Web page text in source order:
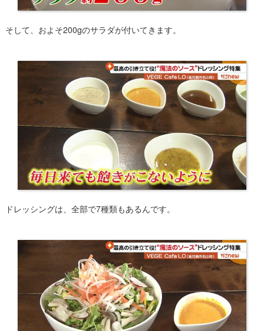
そして、およそ200gのサラダが付いてきます。
ドレッシングは、全部で7種類もあるんです。